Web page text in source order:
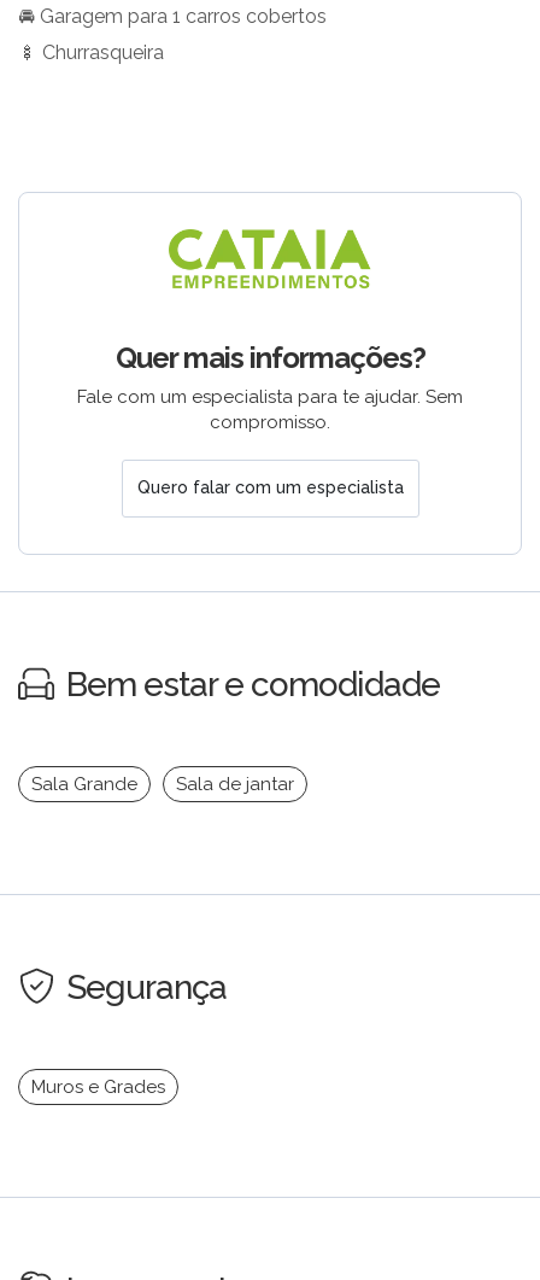
🚘 Garagem para 1 carros cobertos
🍢 Churrasqueira
Quer mais informações?
Fale com um especialista para te ajudar. Sem
compromisso.
Quero falar com um especialista
Bem estar e comodidade
Sala Grande Sala de jantar
Segurança
Muros e Grades